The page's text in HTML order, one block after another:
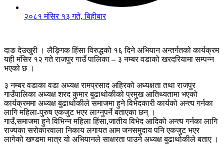
२०८१ मंसिर १३ गते, बिहीबार
दाङ देउखुरी । लैङ्गिक हिंसा विरुद्धको १६ दिने अभियान अन्तर्गतको कार्यक्रम
यही मंसिर १२ गते राजपुर गाउँ पालिका – ३ नम्बर वडाको खरदरियामा सम्पन्न
भएको छ ।
३ नम्बर वडाका वडा अध्यक्ष रामप्रसाद अहिरको अध्यक्षता तथा राजपुर
गाउँपालिका अध्यक्ष शरद कुमार बुढाथोकीको प्रमुख आतिथ्यतामा भएको
कार्यक्रममा अध्यक्ष बुढाथोकीले समाजमा हुने विभेदकारी कार्यको अन्त्य गर्नका
लागि महिला-पुरुष एकजुट भएर लाग्नुपर्ने बताएका छन् ।
गाउँ,समाजमा हुने विभिन्न महिला हिंसा,जातीय विभेद आदिको अन्त्य गर्नका लागि
राज्यका सरोकारवाला निकाय लगायत आम जनसमुदाय पनि एकजुट भएर
लागेको खण्डमा मात्र यो अभियानले साक्षरता पाउने अध्यक्ष बुढाथोकीले बताए ।